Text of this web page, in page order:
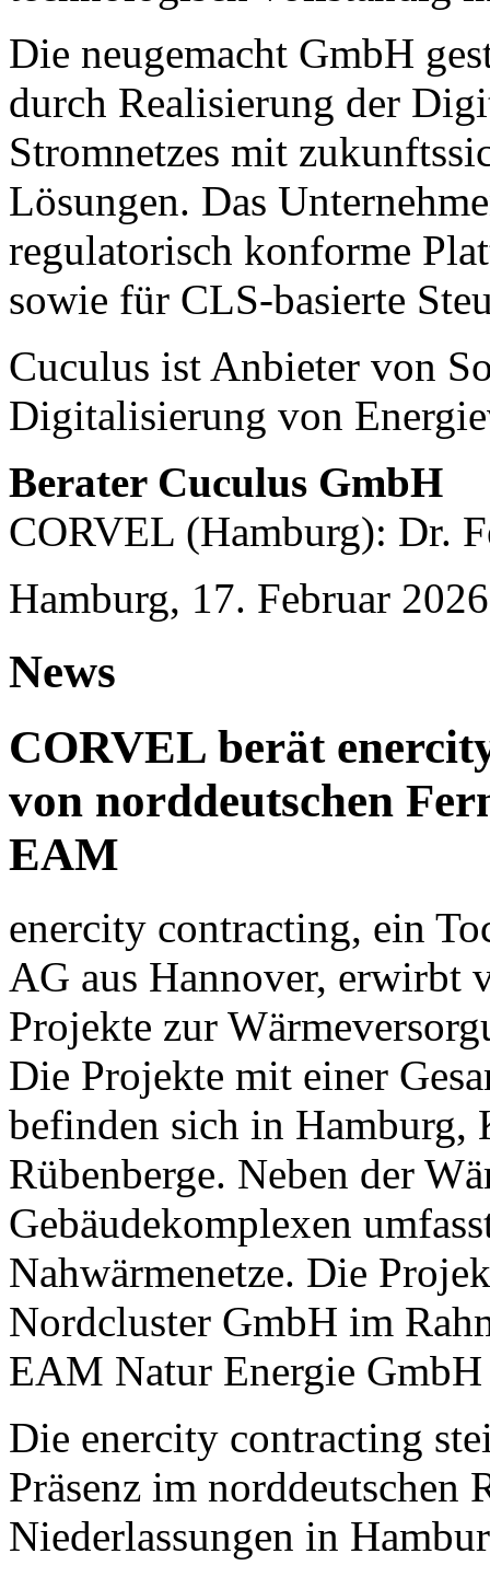
Die neugemacht GmbH
durch Realisierung der
Stromnetzes mit
Lösungen. Das
regulatorisch konforme
sowie für CLS-basierte
Cuculus ist Anbieter von
Digitalisierung von
Berater Cuculus GmbH
CORVEL (Hamburg): Dr.
Hamburg, 17. Februar 2026
News
CORVEL berät
von norddeutschen
EAM
enercity contracting, ein
AG aus Hannover, erwirbt
Projekte zur
Die Projekte mit einer
befinden sich in Hamburg,
Rübenberge. Neben der
Gebäudekomplexen
Nahwärmenetze. Die
Nordcluster GmbH im
EAM Natur Energie
Die enercity contracting
Präsenz im norddeutschen
Niederlassungen in